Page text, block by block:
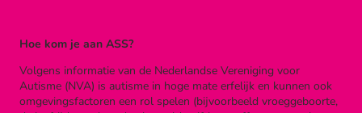
Hoe kom je aan ASS?
Volgens informatie van de Nederlandse Vereniging voor
Autisme (NVA) is autisme in hoge mate erfelijk en kunnen ook
omgevingsfactoren een rol spelen (bijvoorbeeld vroeggeboorte,